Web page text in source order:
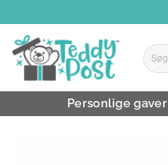
to
content
Søg
efter:
Personlige gaver